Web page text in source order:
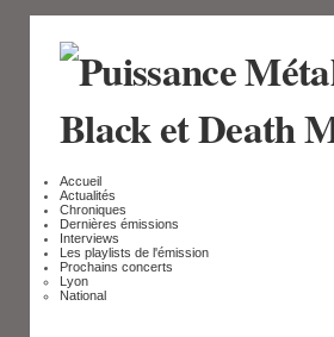
Accueil
Actualités
Chroniques
Dernières émissions
Interviews
Les playlists de l'émission
Prochains concerts
Lyon
National